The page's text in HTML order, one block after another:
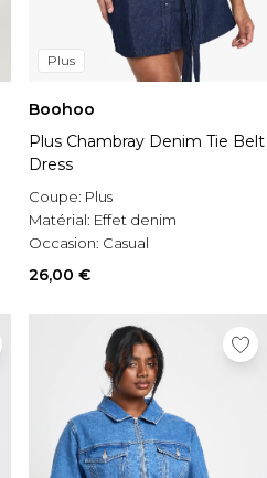
Plus
Boohoo
Plus Chambray Denim Tie Belt
Dress
Coupe: Plus
Matérial: Effet denim
Occasion: Casual
26,00 €